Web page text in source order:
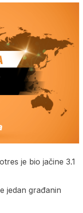
je bio jačine 3.1
jedan građanin